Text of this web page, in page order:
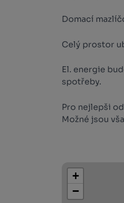
Domací
Celý prostor
El. energie
spotřeby.
Pro nejlepši
Možné jsou
+
−